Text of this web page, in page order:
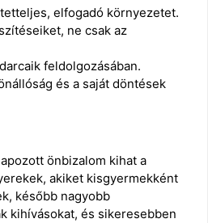
elfogadó környezetet.
ne csak az
feldolgozásában.
és a saját döntések
önbizalom kihat a
akiket kisgyermekként
később nagyobb
kihívásokat, és sikeresebben